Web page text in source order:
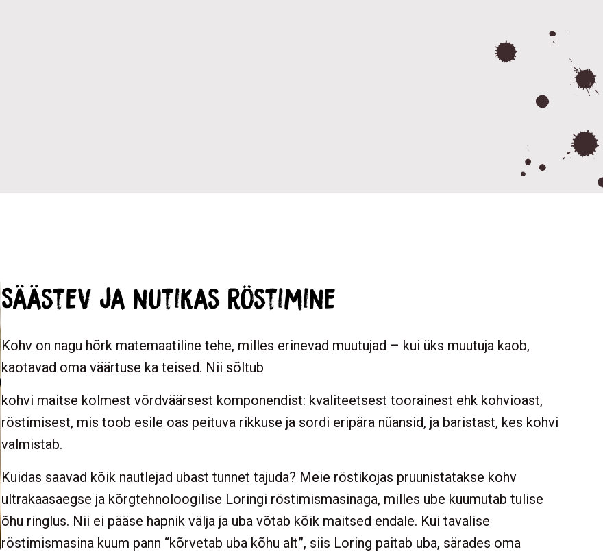
Säästev ja nutikas röstimine
Kohv on nagu hõrk matemaatiline tehe, milles erinevad muutujad – kui üks muutuja kaob,
kaotavad oma väärtuse ka teised. Nii sõltub
kohvi maitse kolmest võrdväärsest komponendist: kvaliteetsest toorainest ehk kohvioast,
röstimisest, mis toob esile oas peituva rikkuse ja sordi eripära nüansid, ja baristast, kes kohvi
valmistab.
Kuidas saavad kõik nautlejad ubast tunnet tajuda? Meie röstikojas pruunistatakse kohv
ultrakaasaegse ja kõrgtehnoloogilise Loringi röstimismasinaga, milles ube kuumutab tulise
õhu ringlus. Nii ei pääse hapnik välja ja uba võtab kõik maitsed endale. Kui tavalise
röstimismasina kuum pann “kõrvetab uba kõhu alt”, siis Loring paitab uba, särades oma